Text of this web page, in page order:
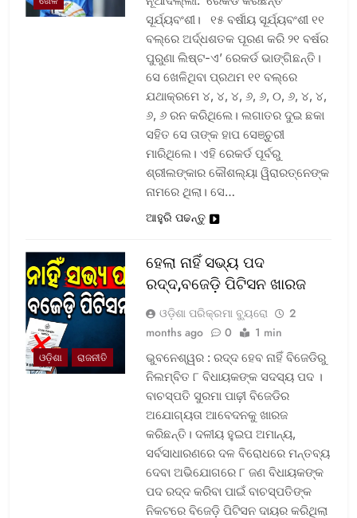
ସୂର୍ଯ୍ୟବଂଶୀ। ୧୫ ବର୍ଷୀୟ ସୂର୍ଯ୍ୟବଂଶୀ ୧୧
ବଲ୍‌ରେ ଅର୍ଦ୍ଧଶତକ ପୂରଣ କରି ୨୧ ବର୍ଷର
ପୁରୁଣା ଲିଷ୍ଟ-ଏ’ ରେକର୍ଡ ଭାଙ୍ଗିଛନ୍ତି।
ସେ ଖେଳିଥିବା ପ୍ରଥମ ୧୧ ବଲ୍‌ରେ
ଯଥାକ୍ରମେ ୪, ୪, ୪, ୬, ୬, ୦, ୬, ୪, ୪,
୬, ୬ ରନ କରିଥିଲେ। ଲଗାତର ଦୁଇ ଛକା
ସହିତ ସେ ତାଙ୍କ ହାପ ସେଞ୍ଚୁରୀ
ମାରିଥିଲେ। ଏହି ରେକର୍ଡ ପୂର୍ବରୁ
ଶ୍ରୀଲଙ୍କାର କୌଶଲ୍ୟା ୱିରାରତ୍ନେଙ୍କ
ନାମରେ ଥିଲା। ସେ…
ଆହୁରି ପଢନ୍ତୁ
ଓଡ଼ିଶା ରାଜନୀତି
ହେଲା ନାହିଁ ସଭ୍ୟ ପଦ
ରଦ୍ଦ,ବଜେଡ଼ି ପିଟିସନ ଖାରଜ
ଓଡ଼ିଶା ପରିକ୍ରମା ବ୍ୟୁରୋ
2
months ago
0 1 min
ଭୁବନେଶ୍ୱର : ରଦ୍ଦ ହେବ ନାହିଁ ବିଜେଡିରୁ
ନିଲମ୍ବିତ ୮ ବିଧାୟକଙ୍କ ସଦସ୍ୟ ପଦ ।
ବାଚସ୍ପତି ସୁରମା ପାଢ଼ୀ ବିଜେଡିର
ଅଯୋଗ୍ୟତା ଆବେଦନକୁ ଖାରଜ
କରିଛନ୍ତି। ଦଳୀୟ ହୁଇପ ଅମାନ୍ୟ,
ସର୍ବସାଧାରଣରେ ଦଳ ବିରୋଧରେ ମନ୍ତବ୍ୟ
ଦେବା ଅଭିଯୋଗରେ ୮ ଜଣ ବିଧାୟକଙ୍କ
ପଦ ରଦ୍ଦ କରିବା ପାଇଁ ବାଚସ୍ପତିଙ୍କ
ନିକଟରେ ବିଜେଡ଼ି ପିଟିସନ ଦାୟର କରିଥିଲା